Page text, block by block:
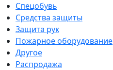
Спецобувь
Средства защиты
Защита рук
Пожарное оборудование
Другое
Распродажа